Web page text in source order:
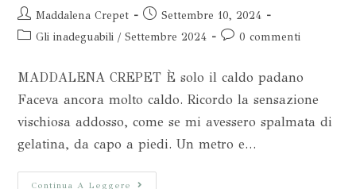
Maddalena Crepet
Settembre 10, 2024
Gli inadeguabili / Settembre 2024 0 commenti
MADDALENA CREPET È solo il caldo padano
Faceva ancora molto caldo. Ricordo la sensazione
vischiosa addosso, come se mi avessero spalmata di
gelatina, da capo a piedi. Un metro e…
Continua A Leggere